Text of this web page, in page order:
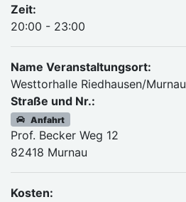
Zeit:
20:00 - 23:00
Name Veranstaltungsort:
Westtorhalle Riedhausen/Murnau
Straße und Nr.:
Anfahrt
Prof. Becker Weg 12
82418 Murnau
Kosten: